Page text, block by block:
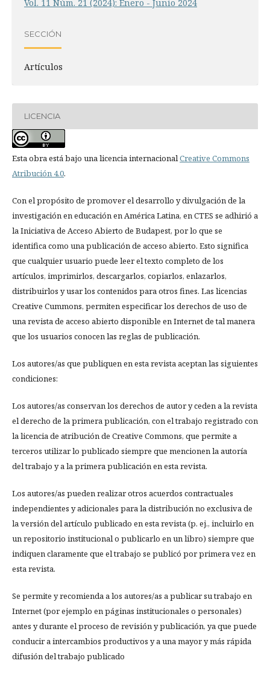
Vol. 11 Núm. 21 (2024): Enero - Junio 2024
SECCIÓN
Artículos
LICENCIA
Esta obra está bajo una licencia internacional Creative Commons
Atribución 4.0.
Con el propósito de promover el desarrollo y divulgación de la
investigación en educación en América Latina, en CTES se adhirió a
la Iniciativa de Acceso Abierto de Budapest, por lo que se
identifica como una publicación de acceso abierto. Esto significa
que cualquier usuario puede leer el texto completo de los
artículos, imprimirlos, descargarlos, copiarlos, enlazarlos,
distribuirlos y usar los contenidos para otros fines. Las licencias
Creative Cummons, permiten especificar los derechos de uso de
una revista de acceso abierto disponible en Internet de tal manera
que los usuarios conocen las reglas de publicación.
Los autores/as que publiquen en esta revista aceptan las siguientes
condiciones:
Los autores/as conservan los derechos de autor y ceden a la revista
el derecho de la primera publicación, con el trabajo registrado con
la licencia de atribución de Creative Commons, que permite a
terceros utilizar lo publicado siempre que mencionen la autoría
del trabajo y a la primera publicación en esta revista.
Los autores/as pueden realizar otros acuerdos contractuales
independientes y adicionales para la distribución no exclusiva de
la versión del artículo publicado en esta revista (p. ej., incluirlo en
un repositorio institucional o publicarlo en un libro) siempre que
indiquen claramente que el trabajo se publicó por primera vez en
esta revista.
Se permite y recomienda a los autores/as a publicar su trabajo en
Internet (por ejemplo en páginas institucionales o personales)
antes y durante el proceso de revisión y publicación, ya que puede
conducir a intercambios productivos y a una mayor y más rápida
difusión del trabajo publicado